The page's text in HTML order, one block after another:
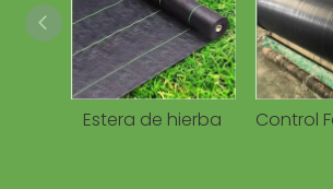
Estera de hierba